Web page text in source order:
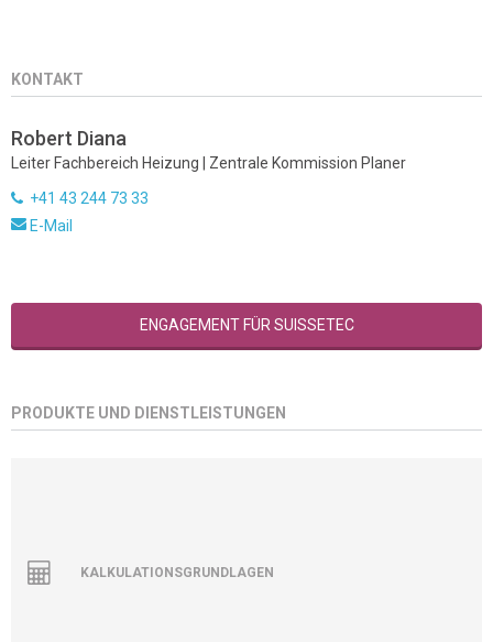
KONTAKT
Robert Diana
Leiter Fachbereich Heizung | Zentrale Kommission Planer
+41 43 244 73 33
E-Mail
ENGAGEMENT FÜR SUISSETEC
PRODUKTE UND DIENSTLEISTUNGEN
KALKULATIONSGRUNDLAGEN